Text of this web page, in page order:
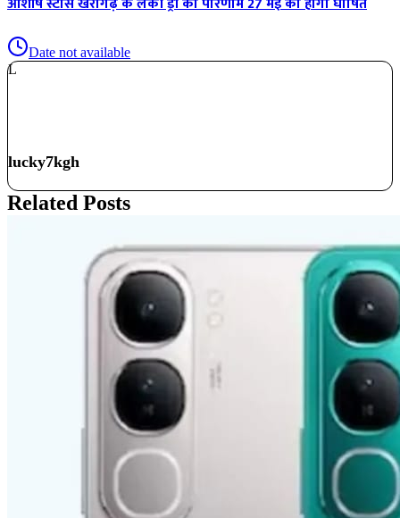
Date not available
L
lucky7kgh
Related Posts